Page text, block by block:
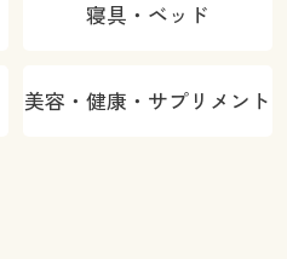
寝具・ベッド
美容・健康・サプリメント